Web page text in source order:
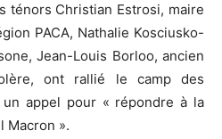
ténors Christian Estrosi, maire
PACA, Nathalie Kosciusko-
Jean-Louis Borloo, ancien
ont rallié le camp des
appel pour « répondre à la
Macron ».